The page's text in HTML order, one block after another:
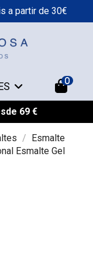
a partir de 30€
ES 0
69 €
Esmalte
Esmalte Gel